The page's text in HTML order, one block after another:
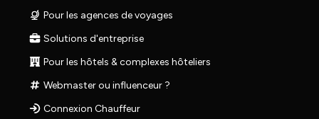
Pour les agences de voyages
Solutions d'entreprise
Pour les hôtels & complexes hôteliers
Webmaster ou influenceur ?
Connexion Chauffeur